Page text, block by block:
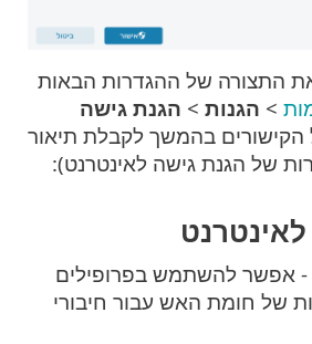
התצורה של ההגדרות הבאות
> הגנות > הגנת גישה
בהמשך לקבלת תיאור
של הגנת גישה לאינטרנט):
- אפשר להשתמש בפרופילים
של חומת האש עבור חיבורי